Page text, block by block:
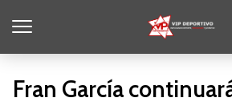
Fran García